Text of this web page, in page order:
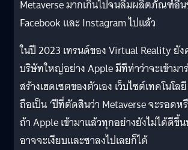
Metaverse มากเกินไปจนลืมผลิตภัณฑ์อื่
Facebook และ Instagram ไปแล้ว
ในปี 2023 เทรนด์ของ Virtual Reality ยั
บริษัทใหญ่อย่าง Apple มีทีท่าว่าจะเข้ามา
สร้างเฮดเซตของตัวเอง เว็บไซต์เทคโนโ
ถือเป็น ‘ปีที่ตัดสินว่า Metaverse จะรอดห
ถ้า Apple เข้ามาแล้วทุกอย่างยังไม่ได้ดี
อาจจะเงียบและซาลงไปเลยก็ได้